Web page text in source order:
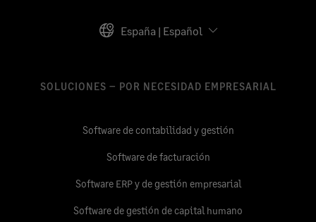
España | Español
SOLUCIONES – POR NECESIDAD EMPRESARIAL
Software de contabilidad y gestión
Software de facturación
Software ERP y de gestión empresarial
Software de gestión de capital humano